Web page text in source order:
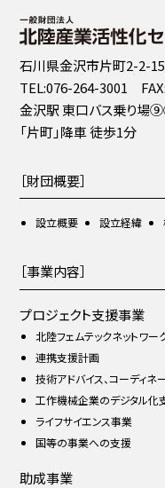
石川県金沢市片町2-2-
TEL:076-264-3001
金沢駅 東口バス乗り
「片町」降車 徒歩1分
［財団概要］
設立概要 設立経緯
［事業内容］
プロジェクト支援事業
北陸フェムテックネットワー
連携支援計画
技術アドバイス、コーディネ
工作機械企業のデジタル化
ライフサイエンス事業
国等の事業への支援
助成事業